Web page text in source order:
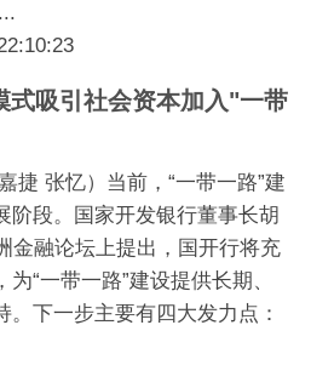
式吸引社会资本加入"一带
捷 张忆）当前，“一带一路”建
阶段。国家开发银行董事长胡
金融论坛上提出，国开行将充
“一带一路”建设提供长期、
下一步主要有四大发力点：